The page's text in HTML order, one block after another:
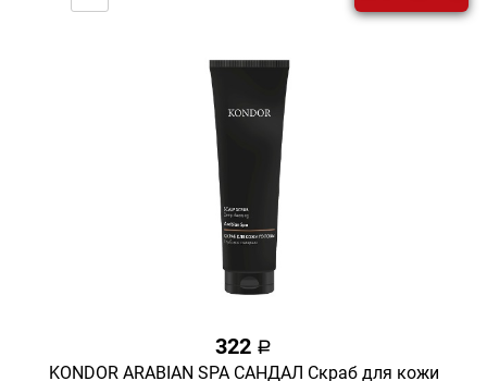
322 a
KONDOR ARABIAN SPA САНДАЛ Скраб для кожи